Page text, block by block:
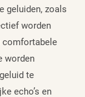
geluiden, zoals
worden
comfortabele
worden
te
echo’s en